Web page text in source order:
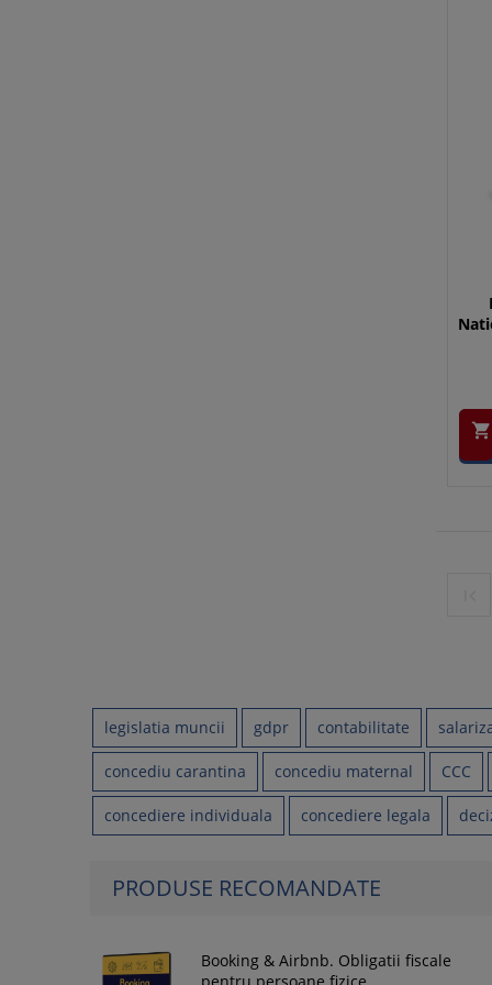

legislatia muncii gdpr contabilitate
concediu carantina concediu maternal CCC
concediere individuala concediere legala
PRODUSE RECOMANDATE
Booking & Airbnb. Obligatii fiscale